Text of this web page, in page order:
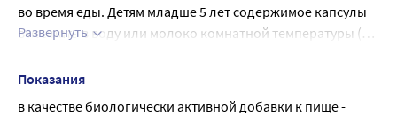
во время еды. Детям младше 5 лет содержимое капсулы
высыпать в воду или молоко комнатной температуры (до
приема - 1 месяц. При необходимости прием можно
повторить через 1 месяц.
Развернуть
Показания
в качестве биологически активной добавки к пище -